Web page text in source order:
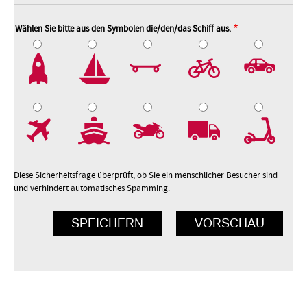
Wählen Sie bitte aus den Symbolen die/den/das Schiff aus.
Diese Sicherheitsfrage überprüft, ob Sie ein menschlicher Besucher sind
und verhindert automatisches Spamming.